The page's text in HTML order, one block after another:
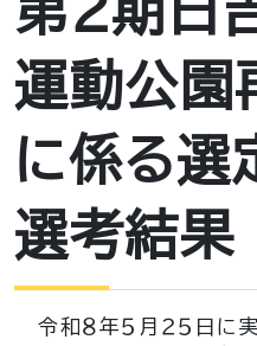
運動公園
に係る選
選考結果
令和８年５月２５日に